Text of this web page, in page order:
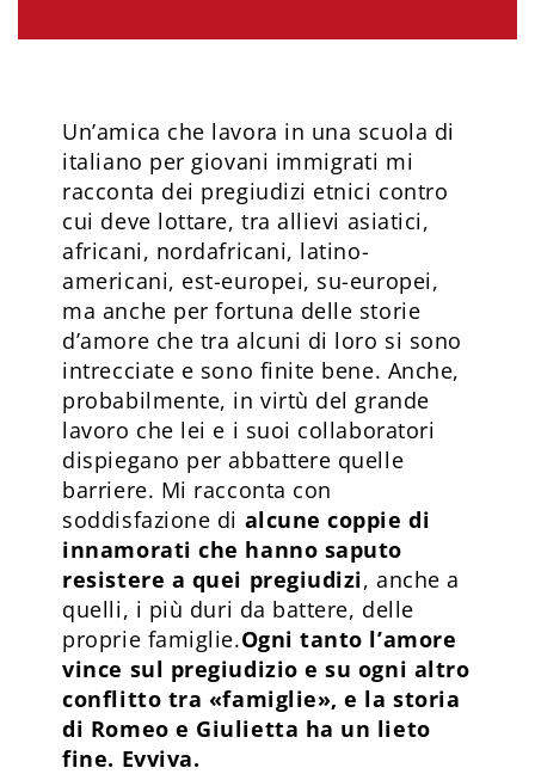
Un’amica che lavora in una scuola di
italiano per giovani immigrati mi
racconta dei pregiudizi etnici contro
cui deve lottare, tra allievi asiatici,
africani, nordafricani, latino-
americani, est-europei, su-europei,
ma anche per fortuna delle storie
d’amore che tra alcuni di loro si sono
intrecciate e sono finite bene. Anche,
probabilmente, in virtù del grande
lavoro che lei e i suoi collaboratori
dispiegano per abbattere quelle
barriere. Mi racconta con
soddisfazione di alcune coppie di
innamorati che hanno saputo
resistere a quei pregiudizi, anche a
quelli, i più duri da battere, delle
proprie famiglie.Ogni tanto l’amore
vince sul pregiudizio e su ogni altro
conflitto tra «famiglie», e la storia
di Romeo e Giulietta ha un lieto
fine. Evviva.